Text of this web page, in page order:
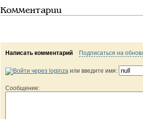
Комментарии
Написать комментарий Подписаться на
или введите имя:
Сообщение: